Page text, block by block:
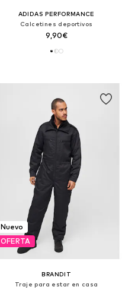
ADIDAS PERFORMANCE
Calcetines deportivos
9,90€
Nuevo
OFERTA
BRANDIT
Traje para estar en casa